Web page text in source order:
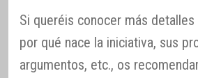
Si queréis conocer más detalles
por qué nace la iniciativa, sus
argumentos, etc., os